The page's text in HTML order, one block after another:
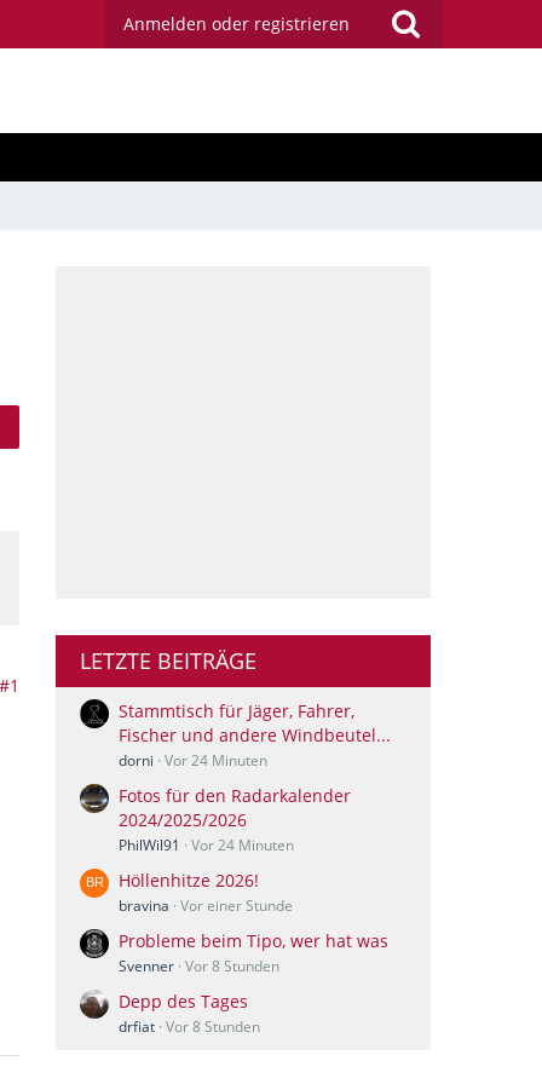
Anmelden oder registrieren
#1
LETZTE BEITRÄGE
Stammtisch für Jäger, Fahrer,
Fischer und andere Windbeutel...
dorni Vor 24 Minuten
Fotos für den Radarkalender
2024/2025/2026
PhilWil91 Vor 24 Minuten
Höllenhitze 2026!
bravina Vor einer Stunde
Probleme beim Tipo, wer hat was
Svenner Vor 8 Stunden
Depp des Tages
drfiat Vor 8 Stunden